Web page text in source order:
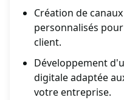
Création de
personnalisés
client.
Développement
digitale adaptée
votre entreprise.